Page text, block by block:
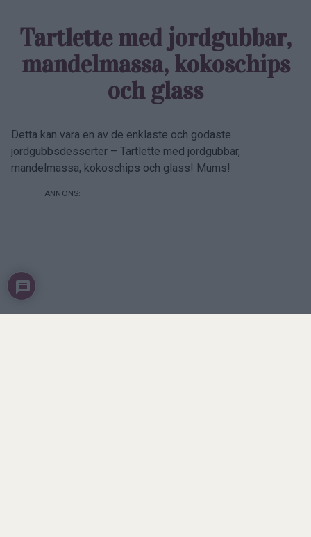
Tartlette med jordgubbar,
mandel­massa, kokos­chips
och glass
Detta kan vara en av de enklaste och godaste
jordgubbsdesserter – Tartlette med jordgubbar,
mandelmassa, kokoschips och glass! Mums!